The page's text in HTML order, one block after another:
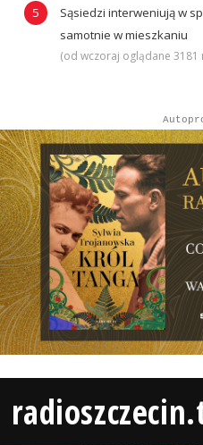
Sąsiedzi interweniują w
samotnie w mieszkaniu
(od wczoraj oglądane 3181